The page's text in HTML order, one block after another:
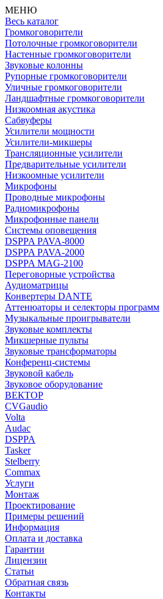
МЕНЮ
Весь каталог
Громкоговорители
Потолочные громкоговорители
Настенные громкоговорители
Звуковые колонны
Рупорные громкоговорители
Уличные громкоговорители
Ландшафтные громкоговорители
Низкоомная акустика
Сабвуферы
Усилители мощности
Усилители-микшеры
Трансляционные усилители
Предварительные усилители
Низкоомные усилители
Микрофоны
Проводные микрофоны
Радиомикрофоны
Микрофонные панели
Системы оповещения
DSPPA PAVA-8000
DSPPA PAVA-2000
DSPPA MAG-2100
Переговорные устройства
Аудиоматрицы
Конвертеры DANTE
Аттенюаторы и селекторы программ
Музыкальные проигрыватели
Звуковые комплекты
Микшерные пульты
Звуковые трансформаторы
Конференц-системы
Звуковой кабель
Звуковое оборудование
ВЕКТОР
CVGaudio
Volta
Audac
DSPPA
Tasker
Stelberry
Commax
Услуги
Монтаж
Проектирование
Примеры решений
Информация
Оплата и доставка
Гарантии
Лицензии
Статьи
Обратная связь
Контакты